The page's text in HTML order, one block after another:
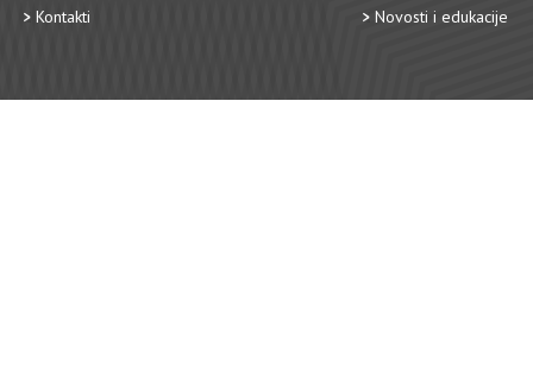
Kontakti
Novosti i edukacije